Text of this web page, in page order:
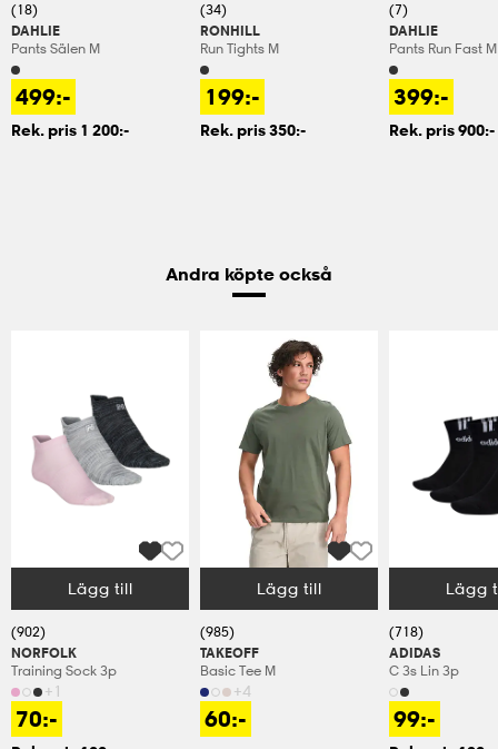
(18)
DAHLIE
Pants Sälen M
499:-
Rek. pris 1 200:-
(34)
RONHILL
Run Tights M
199:-
Rek. pris 350:-
(7)
DAHLIE
Pants Run Fast M
399:-
Rek. pris 900:-
Andra köpte också
Välj storlek
Lägg till
(902)
NORFOLK
Training Sock 3p
+1
70:-
Välj storlek
Lägg till
(985)
TAKEOFF
Basic Tee M
+4
60:-
Välj storlek
Lägg
(718)
ADIDAS
C 3s Lin 3p
99:-